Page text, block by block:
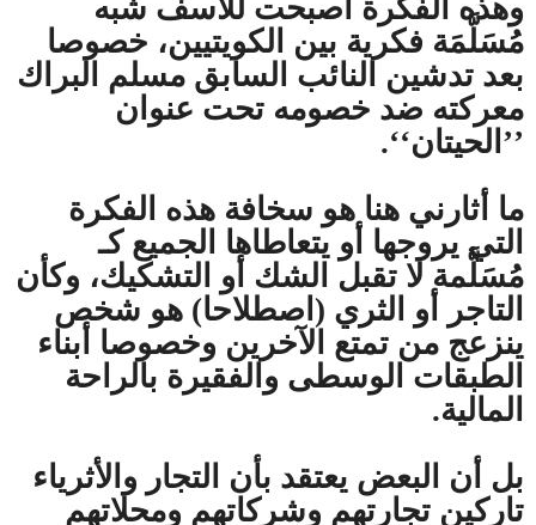
وهذه الفكرة أصبحت للأسف شبه
مُسَلَّمَة فكرية بين الكويتيين، خصوصا
بعد تدشين النائب السابق مسلم البراك
معركته ضد خصومه تحت عنوان
’’الحيتان‘‘.
ما أثارني هنا هو سخافة هذه الفكرة
التي يروجها أو يتعاطاها الجميع كـ
مُسَلَّمة لا تقبل الشك أو التشكيك، وكأن
التاجر أو الثري (اصطلاحا) هو شخص
ينزعج من تمتع الآخرين وخصوصا أبناء
الطبقات الوسطى والفقيرة بالراحة
المالية.
بل أن البعض يعتقد بأن التجار والأثرياء
تاركين تجارتهم وشركاتهم ومحلاتهم